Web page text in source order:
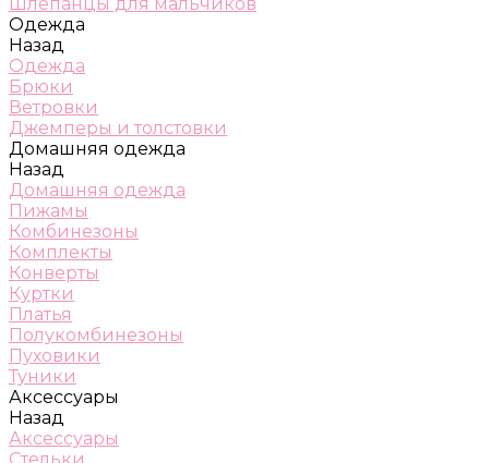
Одежда
Назад
Одежда
Брюки
Ветровки
Джемперы и толстовки
Домашняя одежда
Назад
Домашняя одежда
Пижамы
Комбинезоны
Комплекты
Конверты
Куртки
Платья
Полукомбинезоны
Пуховики
Туники
Аксессуары
Назад
Аксессуары